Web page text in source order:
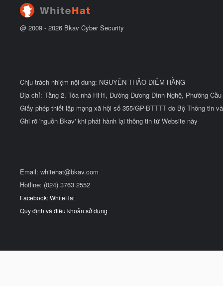
@ 2009 - 2026 Bkav Cyber Security
Chịu trách nhiệm nội dung: NGUYỄN THẢO DIỄM HẰNG
Địa chỉ: Tầng 2, Tòa nhà HH1, Đường Dương Đình Nghệ, Phường
Giấy phép thiết lập mạng xã hội số 355/GP-BTTTT do Bộ Thông tin
Ghi rõ 'nguồn Bkav' khi phát hành lại thông tin từ Website này
Email: whitehat@bkav.com
Hotline: (024) 3763 2552
Facebook: WhiteHat
Quy định và điều khoản sử dụng